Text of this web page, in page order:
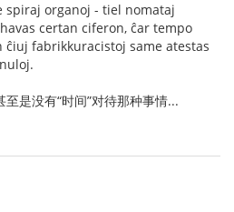
spiraj organoj - tiel nomataj
certan ciferon, ĉar tempo
ĉiuj fabrikkuracistoj same atestas
是没有“时间”对待那种事情...